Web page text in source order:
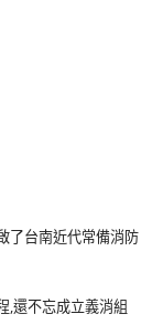
了台南近代常備消防
,還不忘成立義消組